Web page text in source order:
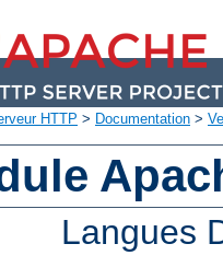
HTTP > Documentation >
Langues